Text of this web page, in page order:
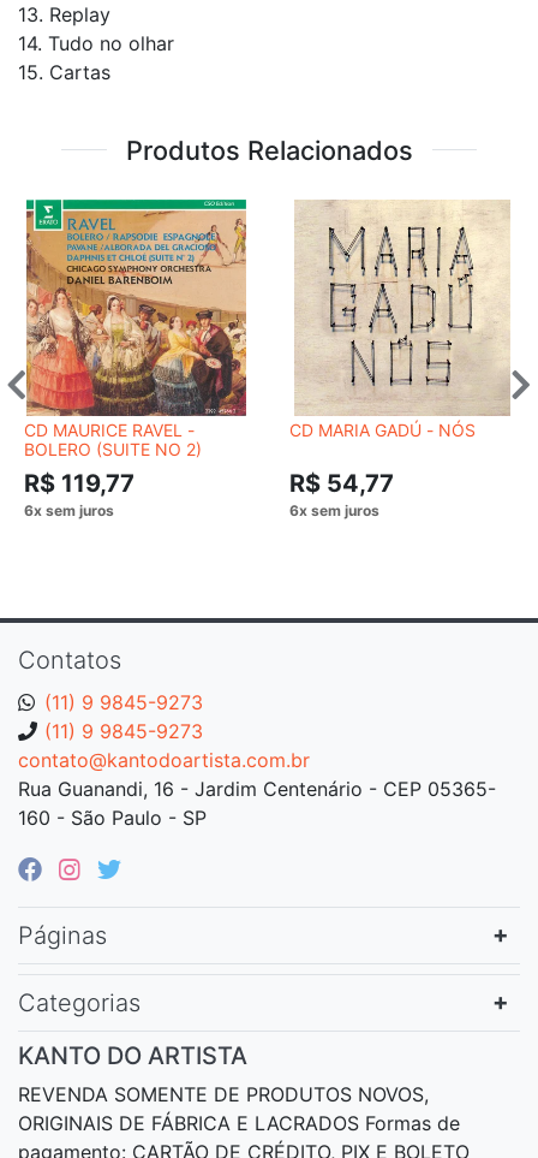
13. Replay
14. Tudo no olhar
15. Cartas
Produtos Relacionados
CD MAURICE RAVEL -
BOLERO (SUITE NO 2)
R$ 119,77
CD MARIA GADÚ - NÓS
R$ 54,77
Contatos
(11) 9 9845-9273
(11) 9 9845-9273
contato@kantodoartista.com.br
Rua Guanandi, 16 - Jardim Centenário - CEP 05365-
160 - São Paulo - SP
Páginas
Categorias
KANTO DO ARTISTA
REVENDA SOMENTE DE PRODUTOS NOVOS,
ORIGINAIS DE FÁBRICA E LACRADOS Formas de
pagamento: CARTÃO DE CRÉDITO, PIX E BOLETO